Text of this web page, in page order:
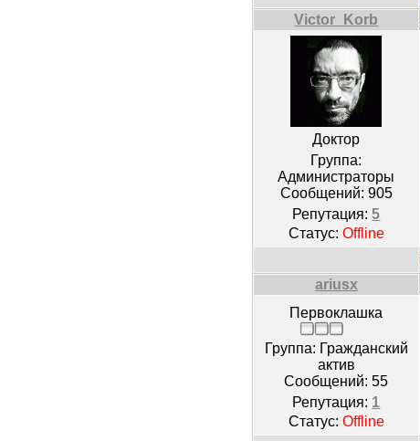
Victor_Korb
Доктор
Группа:
Администраторы
Сообщений: 905
Репутация:5
Статус: Offline
ariusx
Первоклашка
Группа: Гражданский
актив
Сообщений:55
Репутация: 1
Статус: Offline